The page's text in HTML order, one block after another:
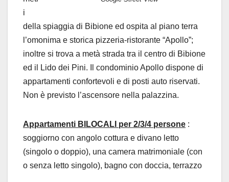
i
della spiaggia di Bibione ed ospita al piano terra
l’omonima e storica pizzeria-ristorante “Apollo”;
inoltre si trova a metà strada tra il centro di Bibione
ed il Lido dei Pini. Il condominio Apollo dispone di
appartamenti confortevoli e di posti auto riservati.
Non è previsto l’ascensore nella palazzina.
Appartamenti BILOCALI per 2/3/4 persone :
soggiorno con angolo cottura e divano letto
(singolo o doppio), una camera matrimoniale (con
o senza letto singolo), bagno con doccia, terrazzo